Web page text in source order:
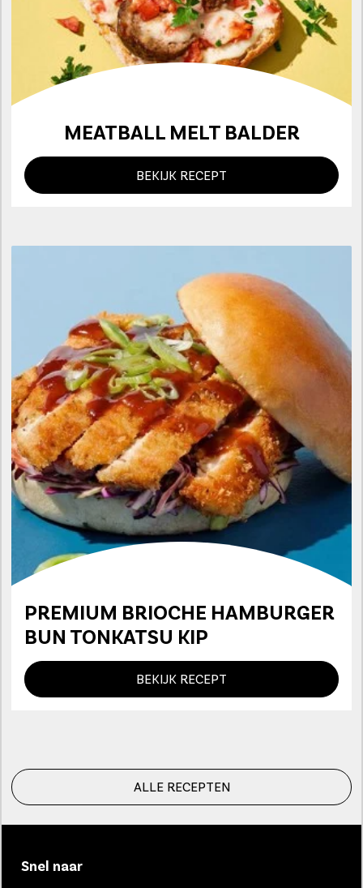
MEATBALL MELT BALDER
BEKIJK RECEPT
PREMIUM BRIOCHE HAMBURGER
BUN TONKATSU KIP
BEKIJK RECEPT
ALLE RECEPTEN
Snel naar